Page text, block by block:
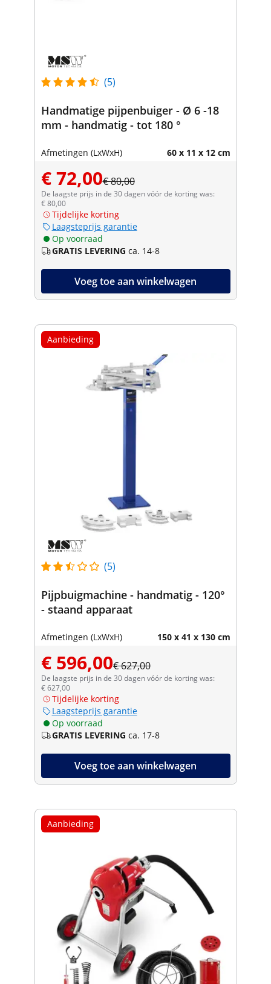
(5)
Handmatige pijpenbuiger - Ø 6 -18
mm - handmatig - tot 180 °
Afmetingen (LxWxH) 60 x 11 x 12 cm
€ 72,00€ 80,00
De laagste prijs in de 30 dagen vóór de korting was:
€ 80,00
Tijdelijke korting
Laagsteprijs garantie
Op voorraad
GRATIS LEVERING ca. 14-8
Voeg toe aan winkelwagen
Aanbieding
(5)
Pijpbuigmachine - handmatig - 120°
- staand apparaat
Afmetingen (LxWxH) 150 x 41 x 130 cm
€ 596,00€ 627,00
De laagste prijs in de 30 dagen vóór de korting was:
€ 627,00
Tijdelijke korting
Laagsteprijs garantie
Op voorraad
GRATIS LEVERING ca. 17-8
Voeg toe aan winkelwagen
Aanbieding